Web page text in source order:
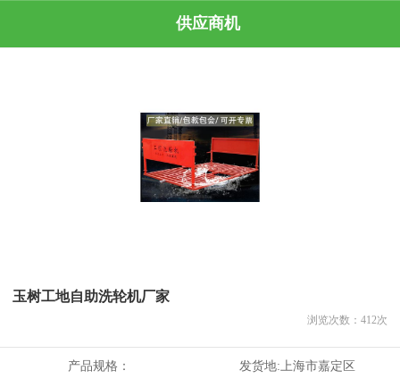
供应商机
玉树工地自助洗轮机厂家
浏览次数： 412次
产品规格： 发货地:上海市嘉定区